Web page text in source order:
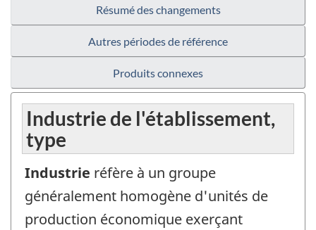
Résumé des changements
Autres périodes de référence
Produits connexes
Industrie de l'établissement,
type
Industrie réfère à un groupe
généralement homogène d'unités de
production économique exerçant